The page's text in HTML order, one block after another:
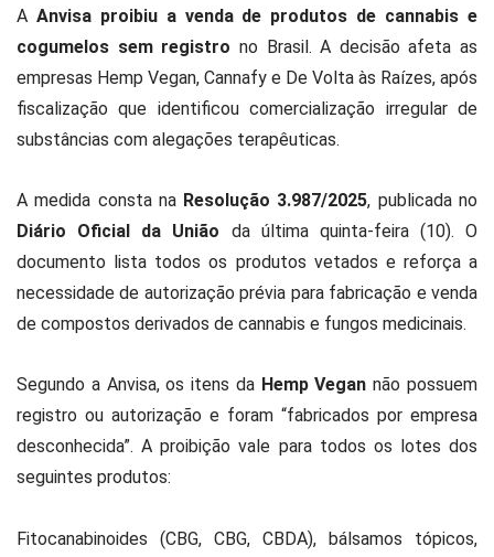
A Anvisa proibiu a venda de produtos de cannabis e
cogumelos sem registro no Brasil. A decisão afeta as
empresas Hemp Vegan, Cannafy e De Volta às Raízes, após
fiscalização que identificou comercialização irregular de
substâncias com alegações terapêuticas.
A medida consta na Resolução 3.987/2025, publicada no
Diário Oficial da União da última quinta-feira (10). O
documento lista todos os produtos vetados e reforça a
necessidade de autorização prévia para fabricação e venda
de compostos derivados de cannabis e fungos medicinais.
Segundo a Anvisa, os itens da Hemp Vegan não possuem
registro ou autorização e foram “fabricados por empresa
desconhecida”. A proibição vale para todos os lotes dos
seguintes produtos:
Fitocanabinoides (CBG, CBG, CBDA), bálsamos tópicos,